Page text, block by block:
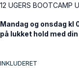
12 UGERS BOOTCAMP
Mandag og onsdag
på lukket hold med
INKLUDERET